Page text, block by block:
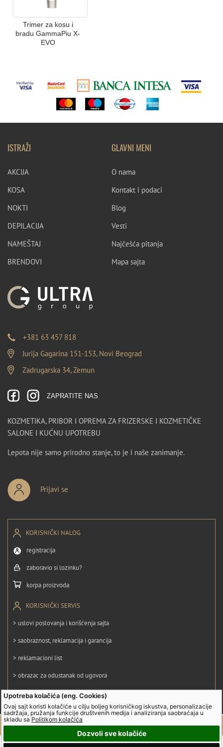
Upotreba kolačića (eng. Cookies)
Ovaj sajt koristi kolačiće u cilju boljeg korisničkog iskustva, personalizacije
sadržaja, pružanja funkcije društvenih medija i analiziranja saobraćaja u
skladu sa Politikom kolačića
Dozvoli sve kolačiće
Trimer za kosu i
bradu GammaPiu X-
EVO
ISTRAŽI
AKCIJA
KOSA
NOKTI
DEPILACIJA
NAMEŠTAJ
BRENDOVI
GLAVNI MENI
O nama
Kontakt i podaci
Blog
Vesti
Najčešća pitanja
Mapa sajta
+381 63 457 818
Jurija Gagarina 151-153, Novi Beograd
Zadrugarska 34, Zemun
ZAPRATITE NAS
KOZMETIKA, PRIBOR I OPREMA ZA FRIZERSKE I KOZMETIČKE
SALONE I KUĆNU UPOTREBU
Lepota nije samo prirodno stanje, to je i naše zanimanje.
Prijavi se
KORISNIČKI NALOG
registracija
zaboravio si lozinku?
korpa proizvoda
KORISNIČKI SERVIS
> uslovi poslovanja i korišćenja sajta
> saobraznost, reklamacija i garancija
> reklamacioni list
> obrazac za odustanak od ugovora
> politika privatnosti
> politika kolačića